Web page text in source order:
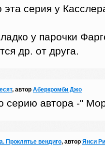
эта серия у
у парочки
др. от друга.
, автор Аберкромби Джо
серию автора -"
Проклятье вендиго, автор Янси